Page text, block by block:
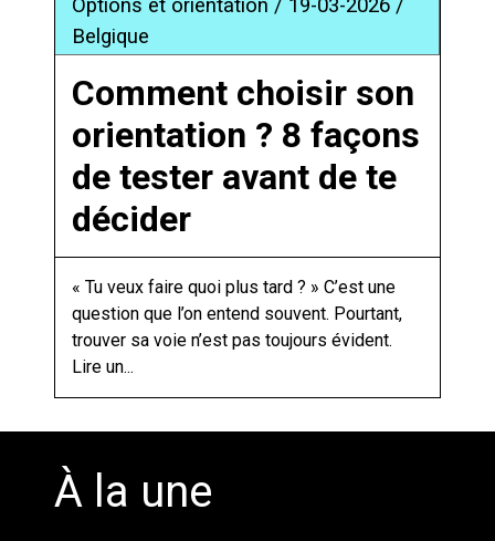
Options et orientation / 19-03-2026 /
Belgique
Comment choisir son
orientation ? 8 façons
de tester avant de te
décider
« Tu veux faire quoi plus tard ? » C’est une
question que l’on entend souvent. Pourtant,
trouver sa voie n’est pas toujours évident.
Lire un...
À la une